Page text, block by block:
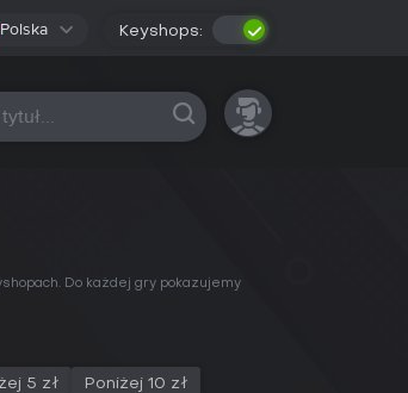
Polska Keyshops:
platformy
Do każdej gry pokazujemy
5 zł Poniżej 10 zł